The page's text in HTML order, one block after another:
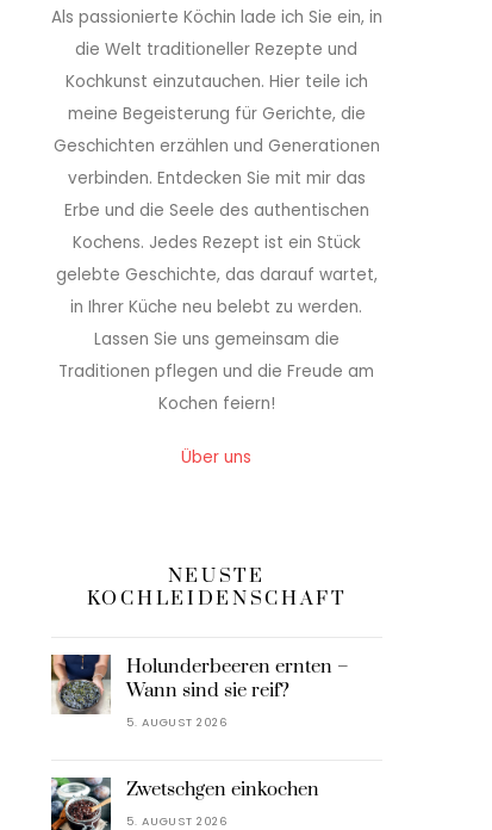
Als passionierte Köchin lade ich Sie ein, in
die Welt traditioneller Rezepte und
Kochkunst einzutauchen. Hier teile ich
meine Begeisterung für Gerichte, die
Geschichten erzählen und Generationen
verbinden. Entdecken Sie mit mir das
Erbe und die Seele des authentischen
Kochens. Jedes Rezept ist ein Stück
gelebte Geschichte, das darauf wartet,
in Ihrer Küche neu belebt zu werden.
Lassen Sie uns gemeinsam die
Traditionen pflegen und die Freude am
Kochen feiern!
Über uns
NEUSTE
KOCHLEIDENSCHAFT
Holunderbeeren ernten –
Wann sind sie reif?
5. AUGUST 2026
Zwetschgen einkochen
5. AUGUST 2026